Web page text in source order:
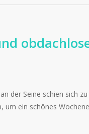
der Seine schien sich
um ein schönes